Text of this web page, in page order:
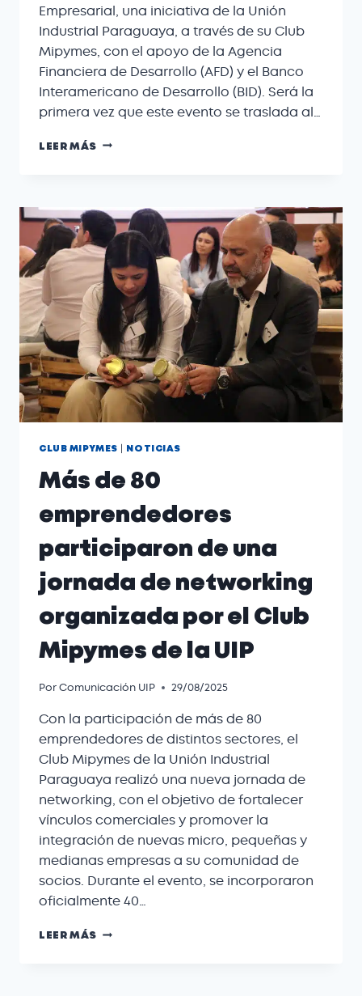
Empresarial, una iniciativa de la Unión
Industrial Paraguaya, a través de su Club
Mipymes, con el apoyo de la Agencia
Financiera de Desarrollo (AFD) y el Banco
Interamericano de Desarrollo (BID). Será la
primera vez que este evento se traslada al…
LEER MÁS
CLUB MIPYMES NOTICIAS
Más de 80
emprendedores
participaron de una
jornada de networking
organizada por el Club
Mipymes de la UIP
PorComunicación UIP 29/08/2025
Con la participación de más de 80
emprendedores de distintos sectores, el
Club Mipymes de la Unión Industrial
Paraguaya realizó una nueva jornada de
networking, con el objetivo de fortalecer
vínculos comerciales y promover la
integración de nuevas micro, pequeñas y
medianas empresas a su comunidad de
socios. Durante el evento, se incorporaron
oficialmente 40…
LEER MÁS